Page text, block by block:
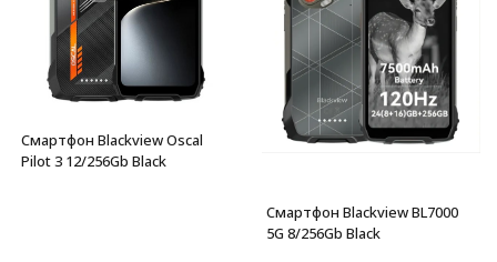
Смартфон Blackview Oscal
Pilot 3 12/256Gb Black
Смартфон Blackview BL7000
5G 8/256Gb Black